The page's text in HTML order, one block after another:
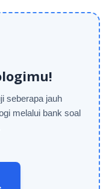
seberapa jauh
melalui bank soal